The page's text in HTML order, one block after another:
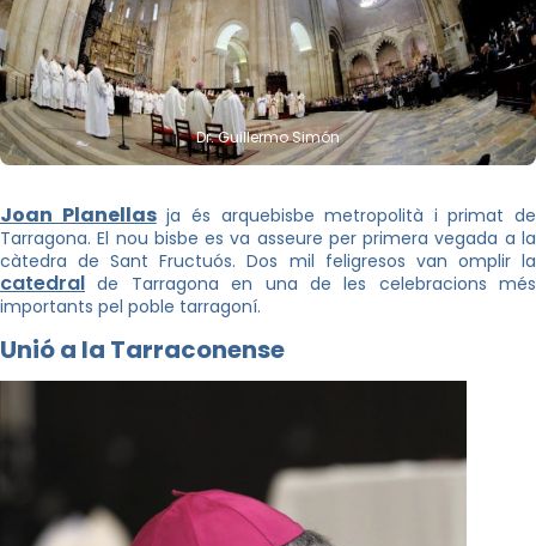
Dr. Guillermo Simón
Joan Planellasja és arquebisbe metropolità i primat de
Tarragona. El nou bisbe es va asseure per primera vegada a la
càtedra de Sant Fructuós. Dos mil feligresos van omplir la
catedral de Tarragona en una de les celebracions més
importants pel poble tarragoní.
Unió a la Tarraconense